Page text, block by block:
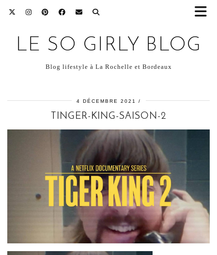
LE SO GIRLY BLOG
Blog lifestyle à La Rochelle et Bordeaux
4 DÉCEMBRE 2021
TINGER-KING-SAISON-2